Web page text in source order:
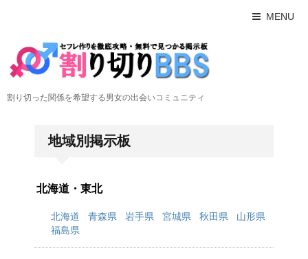
MENU
割り切った関係を希望する男女の出会いコミュニティ
地域別掲示板
北海道・東北
北海道 青森県 岩手県 宮城県 秋田県
山形県
福島県